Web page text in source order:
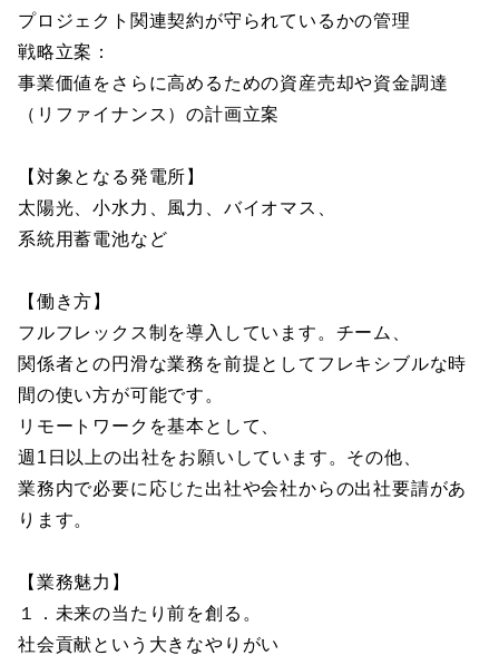
プロジェクト関連契約が守られているかの管理
戦略立案：
事業価値をさらに高めるための資産売却や資金調達
（リファイナンス）の計画立案
【対象となる発電所】
太陽光、小水力、風力、バイオマス、
系統用蓄電池など
【働き方】
フルフレックス制を導入しています。チーム、
関係者との円滑な業務を前提としてフレキシブルな時
間の使い方が可能です。
リモートワークを基本として、
週1日以上の出社をお願いしています。その他、
業務内で必要に応じた出社や会社からの出社要請があ
ります。
【業務魅力】
１．未来の当たり前を創る。
社会貢献という大きなやりがい